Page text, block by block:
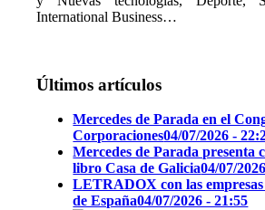
International Business…
Últimos artículos
Mercedes de Parada en el
Corporaciones04/07/2026 -
Mercedes de Parada presenta
libro Casa de Galicia04/07/
LETRADOX con las
de España04/07/2026 - 21:55